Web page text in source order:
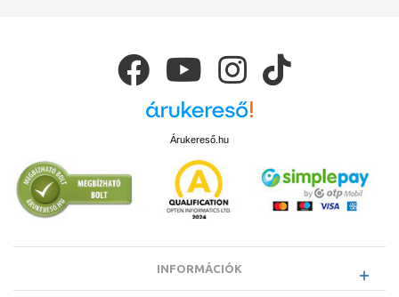
Árukereső.hu
INFORMÁCIÓK